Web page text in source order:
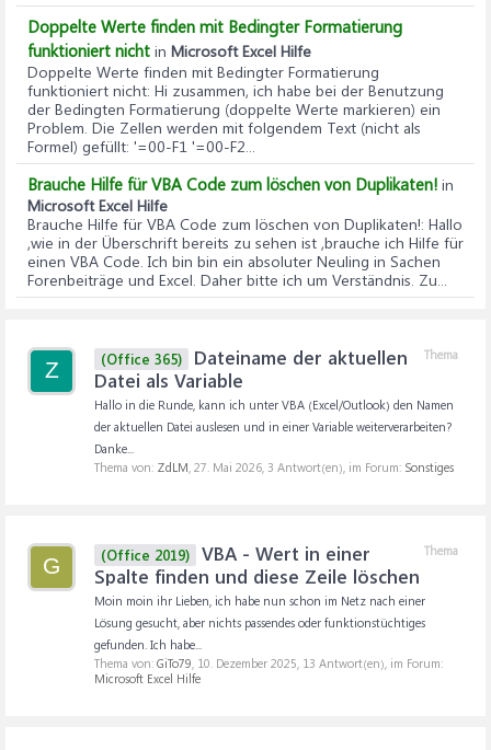
Doppelte Werte finden mit Bedingter Formatierung
funktioniert nicht in Microsoft Excel Hilfe
Doppelte Werte finden mit Bedingter Formatierung
funktioniert nicht: Hi zusammen, ich habe bei der Benutzung
der Bedingten Formatierung (doppelte Werte markieren) ein
Problem. Die Zellen werden mit folgendem Text (nicht als
Formel) gefüllt: '=00-F1 '=00-F2...
Brauche Hilfe für VBA Code zum löschen von Duplikaten! in
Microsoft Excel Hilfe
Brauche Hilfe für VBA Code zum löschen von Duplikaten!: Hallo
,wie in der Überschrift bereits zu sehen ist ,brauche ich Hilfe für
einen VBA Code. Ich bin bin ein absoluter Neuling in Sachen
Forenbeiträge und Excel. Daher bitte ich um Verständnis. Zu...
Z
Thema
(Office 365)
Dateiname der aktuellen
Datei als Variable
Hallo in die Runde, kann ich unter VBA (Excel/Outlook) den Namen
der aktuellen Datei auslesen und in einer Variable weiterverarbeiten?
Danke...
Thema von: ZdLM, 27. Mai 2026, 3 Antwort(en), im Forum: Sonstiges
G
Thema
(Office 2019)
VBA - Wert in einer
Spalte finden und diese Zeile löschen
Moin moin ihr Lieben, ich habe nun schon im Netz nach einer
Lösung gesucht, aber nichts passendes oder funktionstüchtiges
gefunden. Ich habe...
Thema von: GiTo79, 10. Dezember 2025, 13 Antwort(en), im Forum:
Microsoft Excel Hilfe